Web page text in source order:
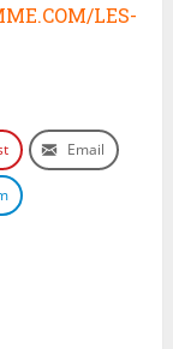
LES-
Email